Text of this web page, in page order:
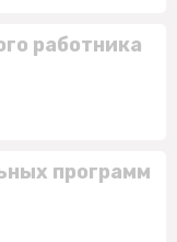
работника
программ